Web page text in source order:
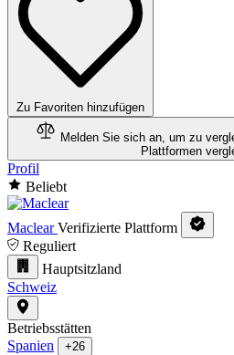
Zu Favoriten hinzufügen
Melden Sie sich an, um zu
Plattformen
Profil
Beliebt
Maclear Verifizierte Plattform
Reguliert
Hauptsitzland
Schweiz
Betriebsstätten
Spanien
+26